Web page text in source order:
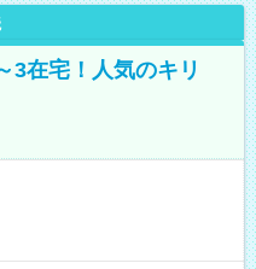
3在宅！人気のキリ